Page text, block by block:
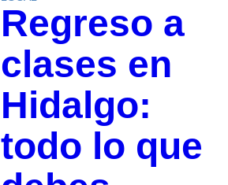
Regreso a
clases en
Hidalgo:
todo lo que